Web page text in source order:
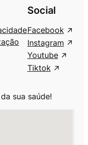
sua saúde!
Social
Facebook
Instagram
Youtube
Tiktok